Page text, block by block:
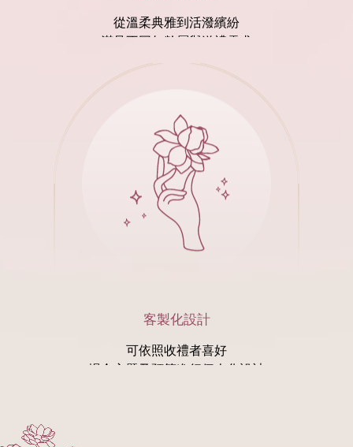
從溫柔典雅到活潑繽紛
滿足不同年齡層與送禮需求
客製化設計
可依照收禮者喜好
場合主題及預算進行個人化設計